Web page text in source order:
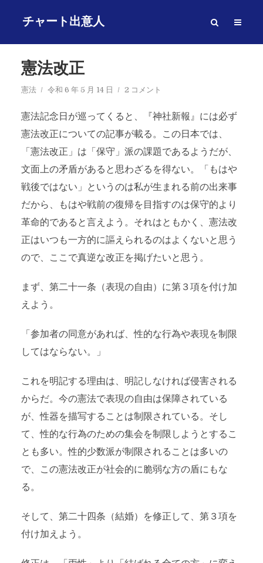
チャート出意人
憲法改正
憲法 令和 6 年 5 月 14 日 2 コメント
憲法記念日が巡ってくると、『神社新報』には必ず
憲法改正についての記事が載る。この日本では、
「憲法改正」は「保守」派の課題であるようだが、
文面上の矛盾があると思わざるを得ない。「もはや
戦後ではない」というのは私が生まれる前の出来事
だから、もはや戦前の復帰を目指すのは保守的より
革命的であると言えよう。それはともかく、憲法改
正はいつも一方的に謳えられるのはよくないと思う
ので、ここで真逆な改正を掲げたいと思う。
まず、第二十一条（表現の自由）に第３項を付け加
えよう。
「参加者の同意があれば、性的な行為や表現を制限
してはならない。」
これを明記する理由は、明記しなければ侵害される
からだ。今の憲法で表現の自由は保障されている
が、性器を描写することは制限されている。そし
て、性的な行為のための集会を制限しようとするこ
とも多い。性的少数派が制限されることは多いの
で、この憲法改正が社会的に脆弱な方の盾にもな
る。
そして、第二十四条（結婚）を修正して、第３項を
付け加えよう。